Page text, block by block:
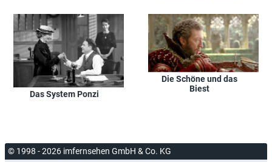
Das System Ponzi
Die Schöne und das
Biest
© 1998 - 2026 imfernsehen GmbH & Co. KG